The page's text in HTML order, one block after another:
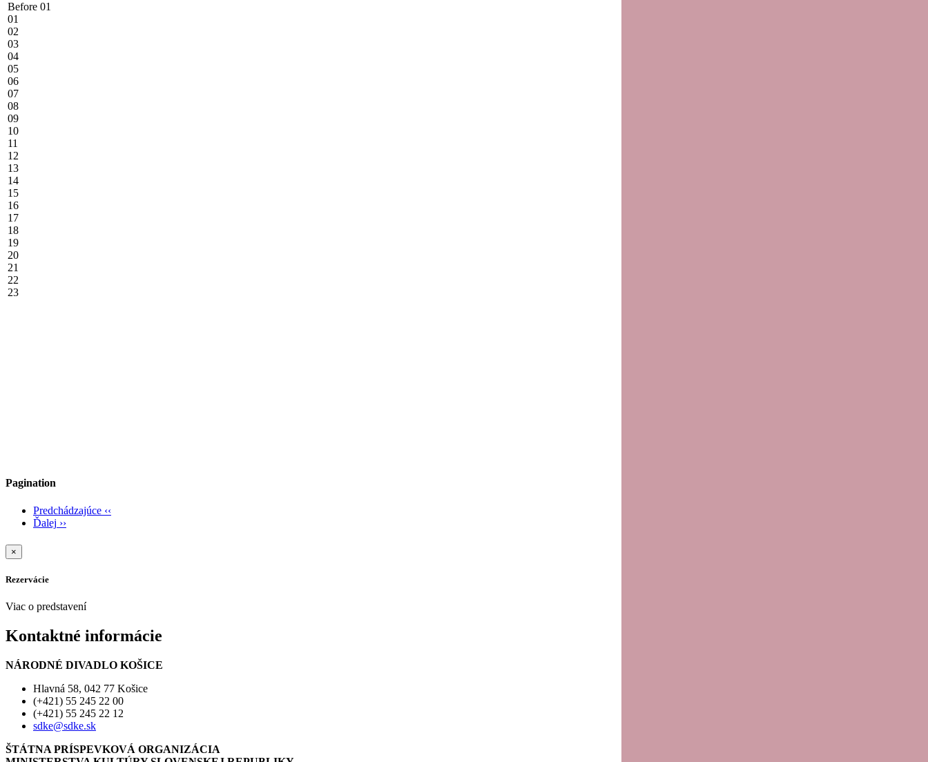
Before 01
01
02
03
04
05
06
07
08
09
10
11
12
13
14
15
16
17
18
19
20
21
22
23
Pagination
Predchádzajúce ‹‹
Ďalej ››
×
Rezervácie
Viac o predstavení
Kontaktné informácie
NÁRODNÉ DIVADLO KOŠICE
Hlavná 58, 042 77 Košice
(+421) 55 245 22 00
(+421) 55 245 22 12
sdke@sdke.sk
ŠTÁTNA PRÍSPEVKOVÁ ORGANIZÁCIA